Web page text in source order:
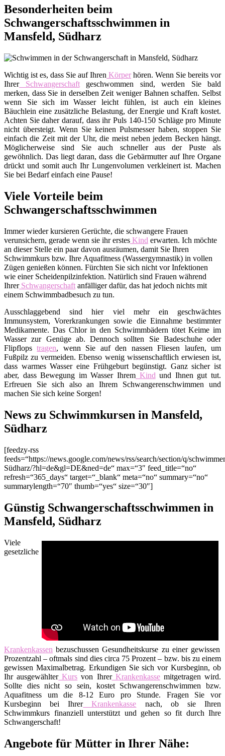
Besonderheiten beim
Schwangerschaftsschwimmen in
Mansfeld, Südharz
Wichtig ist es, dass Sie auf Ihren Körperhören. Wenn Sie bereits vor
IhrerSchwangerschaftgeschwommen sind, werden Sie bald
merken, dass Sie in derselben Zeit weniger Bahnen schaffen. Selbst
wenn Sie sich im Wasser leicht fühlen, ist auch ein kleines
Bäuchlein eine zusätzliche Belastung, der Energie und Kraft kostet.
Achten Sie daher darauf, dass ihr Puls 140-150 Schläge pro Minute
nicht übersteigt. Wenn Sie keinen Pulsmesser haben, stoppen Sie
einfach die Zeit mit der Uhr, die meist neben jedem Becken hängt.
Möglicherweise sind Sie auch schneller aus der Puste als
gewöhnlich. Das liegt daran, dass die Gebärmutter auf Ihre Organe
drückt und somit auch Ihr Lungenvolumen verkleinert ist. Machen
Sie bei Bedarf einfach eine Pause!
Viele Vorteile beim
Schwangerschaftsschwimmen
Immer wieder kursieren Gerüchte, die schwangere Frauen
verunsichern, gerade wenn sie ihr erstes Kind erwarten. Ich möchte
an dieser Stelle ein paar davon ausräumen, damit Sie Ihren
Schwimmkurs bzw. Ihre Aquafitness (Wassergymnastik) in vollen
Zügen genießen können. Fürchten Sie sich nicht vor Infektionen
wie einer Scheidenpilzinfektion. Natürlich sind Frauen während
IhrerSchwangerschaft anfälliger dafür, das hat jedoch nichts mit
einem Schwimmbadbesuch zu tun.
Ausschlaggebend sind hier viel mehr ein geschwächtes
Immunsystem, Vorerkrankungen sowie die Einnahme bestimmter
Medikamente. Das Chlor in den Schwimmbädern tötet Keime im
Wasser zur Genüge ab. Dennoch sollten Sie Badeschuhe oder
Flipflopstragen, wenn Sie auf den nassen Fliesen laufen, um
Fußpilz zu vermeiden. Ebenso wenig wissenschaftlich erwiesen ist,
dass warmes Wasser eine Frühgeburt begünstigt. Ganz sicher ist
aber, dass Bewegung im Wasser Ihrem Kind und Ihnen gut tut.
Erfreuen Sie sich also an Ihrem Schwangerenschwimmen und
machen Sie sich keine Sorgen!
News zu Schwimmkursen in Mansfeld,
Südharz
[feedzy-rss
feeds=“https://news.google.com/news/rss/search/section/q/
Südharz/?hl=de&gl=DE&ned=de“ max=“3″ feed_title=“no“
refresh=“365_days“ target=“_blank“ meta=“no“ summary=“no“
summarylength=“70″ thumb=“yes“ size=“30″]
Günstig Schwangerschaftsschwimmen in
Mansfeld, Südharz
Viele
gesetzliche
Krankenkassen bezuschussen Gesundheitskurse zu einer gewissen
Prozentzahl – oftmals sind dies circa 75 Prozent – bzw. bis zu einem
gewissen Maximalbetrag. Erkundigen Sie sich vor Kursbeginn, ob
Ihr ausgewählterKurs von IhrerKrankenkassemitgetragen wird.
Sollte dies nicht so sein, kostet Schwangerenschwimmen bzw.
Aquafitness um die 8-12 Euro pro Stunde. Fragen Sie vor
Kursbeginn bei IhrerKrankenkasse nach, ob sie Ihren
Schwimmkurs finanziell unterstützt und gehen so fit durch Ihre
Schwangerschaft!
Angebote für Mütter in Ihrer Nähe: